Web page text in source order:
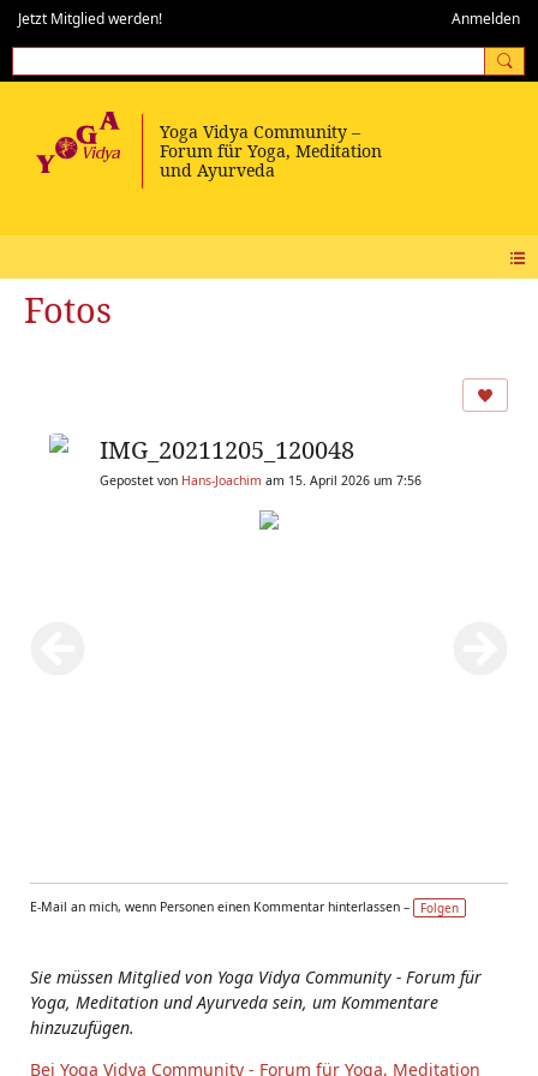
Jetzt Mitglied werden! Anmelden
Fotos
IMG_20211205_120048
Gepostet von Hans-Joachim am 15. April 2026 um 7:56
E-Mail an mich, wenn Personen einen Kommentar hinterlassen – Folgen
Sie müssen Mitglied von Yoga Vidya Community - Forum für
Yoga, Meditation und Ayurveda sein, um Kommentare
hinzuzufügen.
Bei Yoga Vidya Community - Forum für Yoga, Meditation